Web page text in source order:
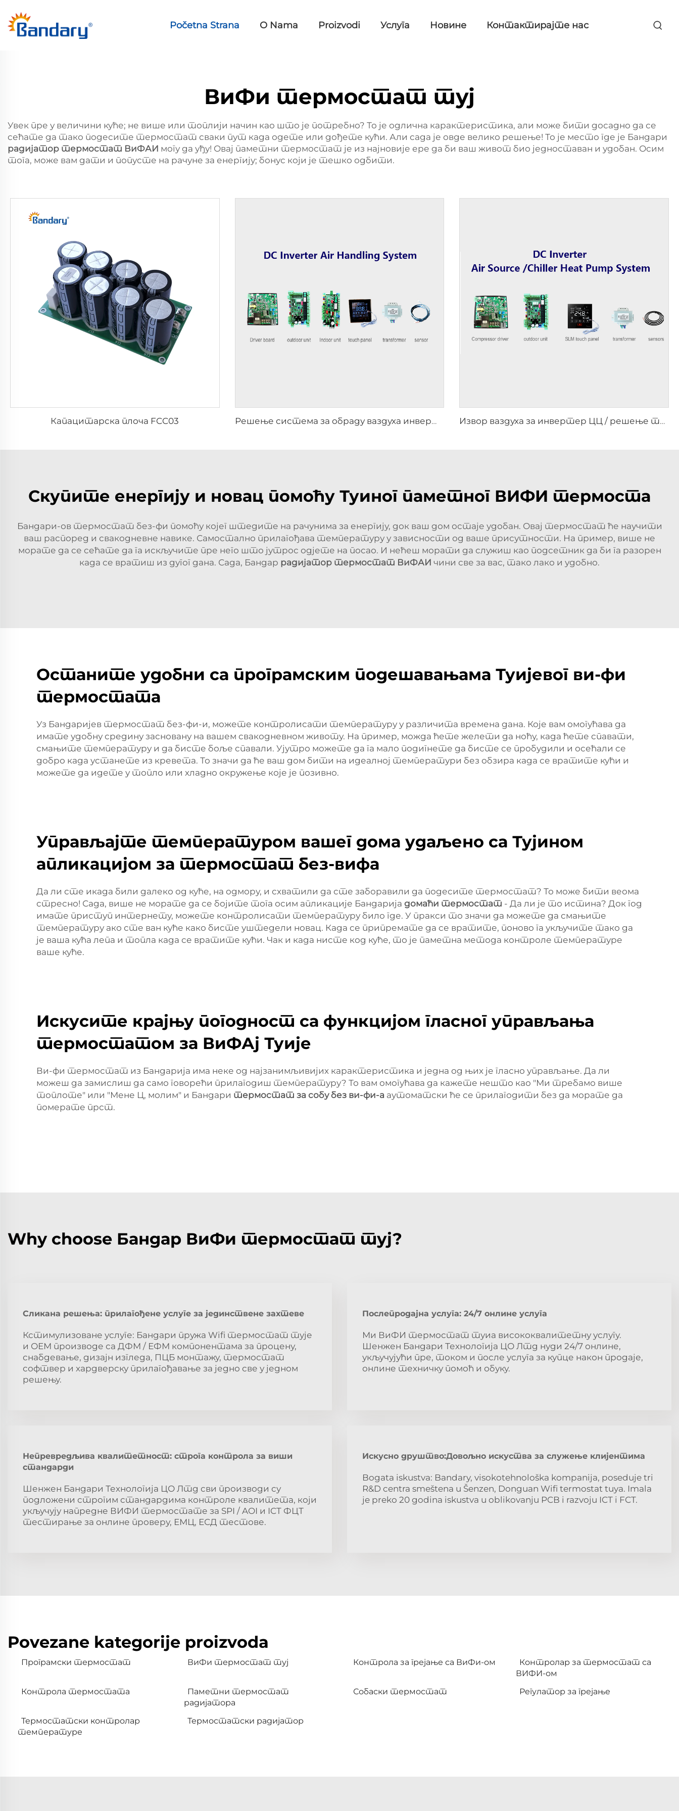
Početna Strana O Nama Proizvodi Услуга Новине Контактирајте нас
ВиФи термостат туј
Увек пре у величини куће; не више или топлији начин као што је потребно? То је одлична карактеристика, али може бити досадно да се
сећате да тако подесите термостат сваки пут када одете или дођете кући. Али сада је овде велико решење! То је место где је Бандари
радијатор термостат ВиФАИ могу да уђу! Овај паметни термостат је из најновије ере да би ваш живот био једноставан и удобан. Осим
тога, може вам дати и попусте на рачуне за енергију; бонус који је тешко одбити.
Капацитарска плоча FCC03 Решење система за обраду ваздуха инвертера ЦЦ Извор ваздуха за инвертер ЦЦ / решење топлотне пумпе за хладилник
Скупите енергију и новац помоћу Туиног паметног ВИФИ термоста
Бандари-ов термостат без-фи помоћу којег штедите на рачунима за енергију, док ваш дом остаје удобан. Овај термостат ће научити
ваш распоред и свакодневне навике. Самостално прилагођава температуру у зависности од ваше присутности. На пример, више не
морате да се сећате да га искључите пре него што јутрос одјете на посао. И нећеш морати да служиш као подсетник да би га разорен
када се вратиш из дугог дана. Сада, Бандар радијатор термостат ВиФАИ чини све за вас, тако лако и удобно.
Останите удобни са програмским подешавањама Туијевог ви-фи
термостата
Уз Бандаријев термостат без-фи-и, можете контролисати температуру у различита времена дана. Које вам омогућава да
имате удобну средину засновану на вашем свакодневном животу. На пример, можда ћете желети да ноћу, када ћете спавати,
смањите температуру и да бисте боље спавали. Ујутро можете да га мало подигнете да бисте се пробудили и осећали се
добро када устанете из кревета. То значи да ће ваш дом бити на идеалној температури без обзира када се вратите кући и
можете да идете у топло или хладно окружење које је позивно.
Управљајте температуром вашег дома удаљено са Тујином
апликацијом за термостат без-вифа
Да ли сте икада били далеко од куће, на одмору, и схватили да сте заборавили да подесите термостат? То може бити веома
стресно! Сада, више не морате да се бојите тога осим апликације Бандарија домаћи термостат - Да ли је то истина? Док год
имате приступ интернету, можете контролисати температуру било где. У пракси то значи да можете да смањите
температуру ако сте ван куће како бисте уштедели новац. Када се припремате да се вратите, поново га укључите тако да
је ваша кућа лепа и топла када се вратите кући. Чак и када нисте код куће, то је паметна метода контроле температуре
ваше куће.
Искусите крајњу погодност са функцијом гласног управљања
термостатом за ВиФАј Туије
Ви-фи термостат из Бандарија има неке од најзанимљивијих карактеристика и једна од њих је гласно управљање. Да ли
можеш да замислиш да само говорећи прилагодиш температуру? То вам омогућава да кажете нешто као "Ми требамо више
топлоте" или "Мене Ц, молим" и Бандари термостат за собу без ви-фи-а аутоматски ће се прилагодити без да морате да
померате прст.
Why choose Бандар ВиФи термостат туј?
Сликана решења: прилагођене услуге за јединствене захтеве
Кстимулизоване услуге: Бандари пружа Wifi термостат тује
и ОЕМ производе са ДФМ / ЕФМ компонентама за процену,
снабдевање, дизајн изгледа, ПЦБ монтажу, термостат
софтвер и хардверску прилагођавање за једно све у једном
решењу.
Послепродајна услуга: 24/7 онлине услуга
Ми ВиФИ термостат туиа висококвалитетну услугу.
Шенжен Бандари Технологија ЦО Лтд нуди 24/7 онлине,
укључујући пре, током и после услуга за купце након продаје,
онлине техничку помоћ и обуку.
Непревредљива квалитетност: строга контрола за виши
стандарди
Шенжен Бандари Технологија ЦО Лтд сви производи су
подложени строгим стандардима контроле квалитета, који
укључују напредне ВИФИ термостате за SPI / AOI и ICT ФЦТ
тестирање за онлине проверу, ЕМЦ, ЕСД тестове.
Искусно друштво:Довољно искуства за служење клијентима
Bogata iskustva: Bandary, visokotehnološka kompanija, poseduje tri
R&D centra smeštena u Šenzen, Donguan Wifi termostat tuya. Imala
je preko 20 godina iskustva u oblikovanju PCB i razvoju ICT i FCT.
Povezane kategorije proizvoda
Програмски термостат ВиФи термостат туј Контрола за грејање са ВиФи-ом
Контролар за термостат са
ВИФИ-ом
Контрола термостата
Паметни термостат
радијатора
Собаски термостат Регулатор за грејање
Термостатски контролар
температуре
Термостатски радијатор